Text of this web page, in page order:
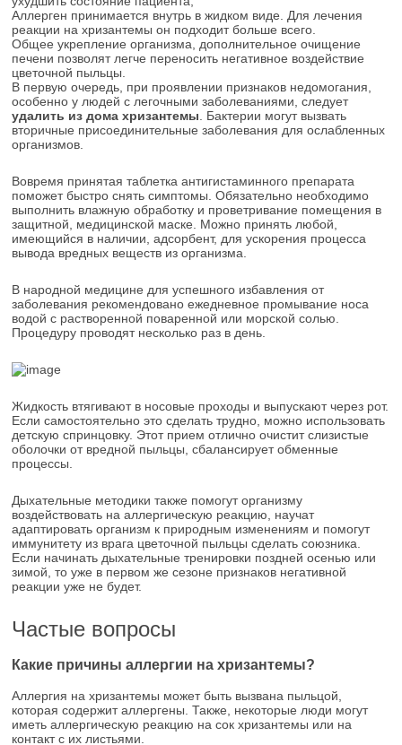
Аллерген принимается внутрь в жидком виде. Для лечения
реакции на хризантемы он подходит больше всего.
Общее укрепление организма, дополнительное очищение
печени позволят легче переносить негативное воздействие
цветочной пыльцы.
В первую очередь, при проявлении признаков недомогания,
особенно у людей с легочными заболеваниями, следует
удалить из дома хризантемы . Бактерии могут вызвать
вторичные присоединительные заболевания для ослабленных
организмов.
Вовремя принятая таблетка антигистаминного препарата
поможет быстро снять симптомы. Обязательно необходимо
выполнить влажную обработку и проветривание помещения в
защитной, медицинской маске. Можно принять любой,
имеющийся в наличии, адсорбент, для ускорения процесса
вывода вредных веществ из организма.
В народной медицине для успешного избавления от
заболевания рекомендовано ежедневное промывание носа
водой с растворенной поваренной или морской солью.
Процедуру проводят несколько раз в день.
Жидкость втягивают в носовые проходы и выпускают через рот.
Если самостоятельно это сделать трудно, можно использовать
детскую спринцовку. Этот прием отлично очистит слизистые
оболочки от вредной пыльцы, сбалансирует обменные
процессы.
Дыхательные методики также помогут организму
воздействовать на аллергическую реакцию, научат
адаптировать организм к природным изменениям и помогут
иммунитету из врага цветочной пыльцы сделать союзника.
Если начинать дыхательные тренировки поздней осенью или
зимой, то уже в первом же сезоне признаков негативной
реакции уже не будет.
Частые вопросы
Какие причины аллергии на хризантемы?
Аллергия на хризантемы может быть вызвана пыльцой,
которая содержит аллергены. Также, некоторые люди могут
иметь аллергическую реакцию на сок хризантемы или на
контакт с их листьями.